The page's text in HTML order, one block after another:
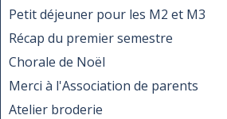
Petit déjeuner pour les M2 et M3
Récap du premier semestre
Chorale de Noël
Merci à l'Association de parents
Atelier broderie